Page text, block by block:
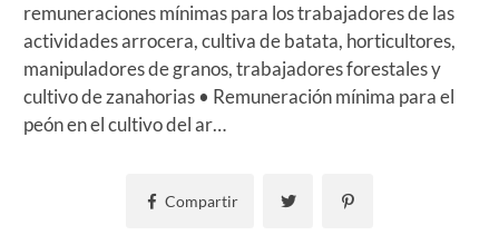
remuneraciones mínimas para los trabajadores de las
actividades arrocera, cultiva de batata, horticultores,
manipuladores de granos, trabajadores forestales y
cultivo de zanahorias • Remuneración mínima para el
peón en el cultivo del ar…
Compartir